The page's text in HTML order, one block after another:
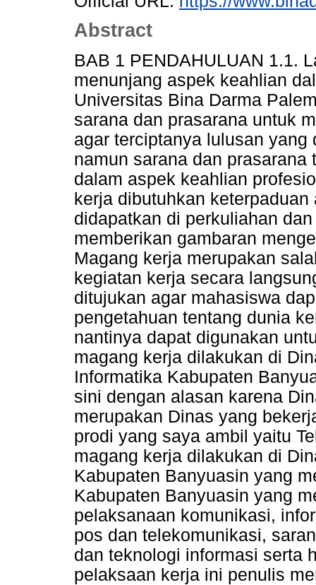
Abstract
BAB 1 PENDAHULUAN 1.1.
menunjang aspek keahlian
Universitas Bina Darma
sarana dan prasarana untuk
agar terciptanya lulusan
namun sarana dan
dalam aspek keahlian
kerja dibutuhkan
didapatkan di perkuliahan
memberikan gambaran
Magang kerja merupakan
kegiatan kerja secara
ditujukan agar mahasiswa
pengetahuan tentang dunia
nantinya dapat digunakan
magang kerja dilakukan di
Informatika Kabupaten
sini dengan alasan karena
merupakan Dinas yang
prodi yang saya ambil yaitu
magang kerja dilakukan di
Kabupaten Banyuasin yang
Kabupaten Banyuasin yang
pelaksanaan komunikasi,
pos dan telekomunikasi,
dan teknologi informasi serta
pelaksaan kerja ini penulis